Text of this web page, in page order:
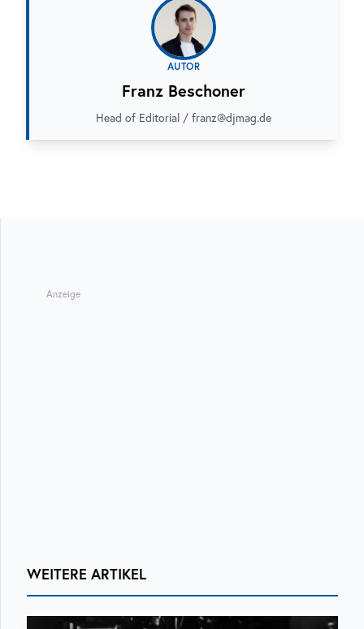
AUTOR
Franz Beschoner
Head of Editorial / franz@djmag.de
Anzeige
WEITERE ARTIKEL